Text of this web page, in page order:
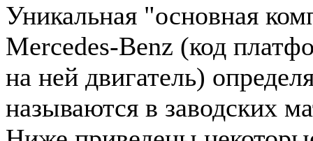
Уникальная "основная
Mercedes-Benz (код
на ней двигатель)
называются в заводских